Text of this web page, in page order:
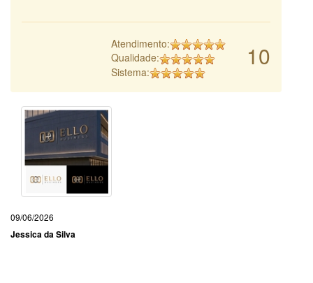
10
Atendimento:
Qualidade:
Sistema:
09/06/2026
Jessica da Silva